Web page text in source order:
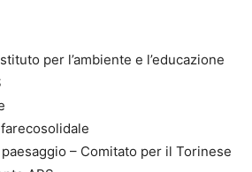
per l’ambiente e l’educazione
– Comitato per il Torinese